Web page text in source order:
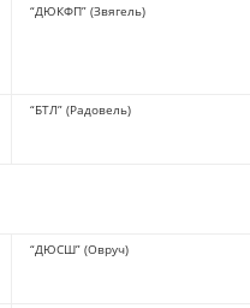
“ДЮКФП” (Звягель)
“БТЛ” (Радовель)
“ДЮСШ” (Овруч)